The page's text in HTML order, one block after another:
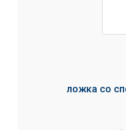
ложка со